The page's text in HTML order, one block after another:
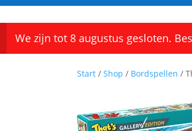
We zijn tot 8 augustus gesloten.
Start / Shop / Bordspellen /